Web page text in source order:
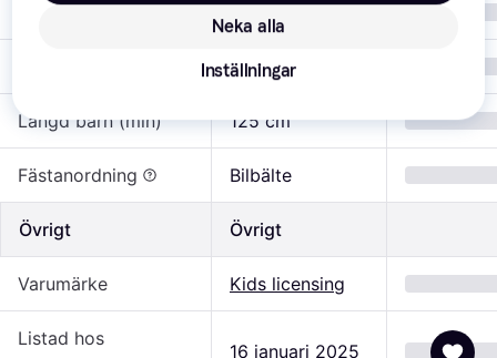
Multifärgad
49 "
Längd barn (min) 125 cm
Fästanordning Bilbälte
Övrigt Övrigt
Varumärke Kids licensing
Listad hos
16 januari 2025
Neka alla
Inställningar